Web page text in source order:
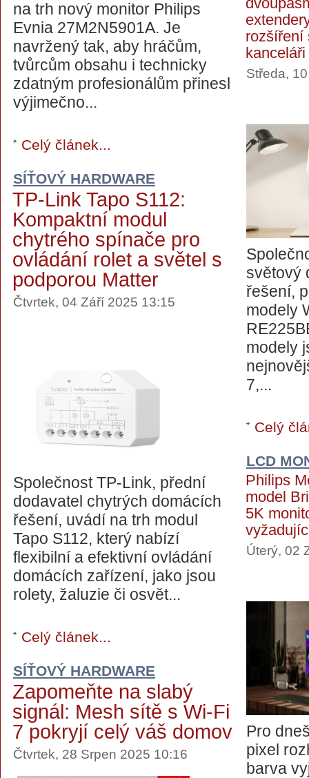
na trh nový monitor Philips
Evnia 27M2N5901A. Je
navržený tak, aby hráčům,
tvůrcům obsahu i technicky
zdatným profesionálům přinesl
výjimečno...
Celý článek...
SÍŤOVÝ HARDWARE
TP-Link Tapo S112:
Kompaktní modul
chytrého spínače pro
ovládání rolet a světel s
podporou Matter
Čtvrtek, 04 Září 2025 13:15
Společnost TP-Link, přední
dodavatel chytrých domácích
řešení, uvádí na trh modul
Tapo S112, který nabízí
flexibilní a efektivní ovládání
domácích zařízení, jako jsou
rolety, žaluzie či osvět...
Celý článek...
SÍŤOVÝ HARDWARE
Zapomeňte na slabý
signál: Mesh sítě s Wi-Fi
7 pokryjí celý váš domov
Čtvrtek, 28 Srpen 2025 10:16
rozšíření
kanceláři
Středa,
světový
řešení,
modely
modely
7,...
Celý
LCD
Philips
model
5K
Úterý, 02
Pro
pixel
barva